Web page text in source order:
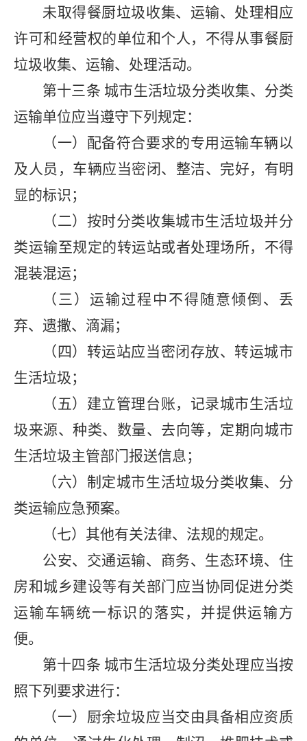
未取得餐厨垃圾收集、运输、处理相应
许可和经营权的单位和个人，不得从事餐厨
垃圾收集、运输、处理活动。
第十三条 城市生活垃圾分类收集、分类
运输单位应当遵守下列规定：
（一）配备符合要求的专用运输车辆以
及人员，车辆应当密闭、整洁、完好，有明
显的标识；
（二）按时分类收集城市生活垃圾并分
类运输至规定的转运站或者处理场所，不得
混装混运；
（三）运输过程中不得随意倾倒、丢
弃、遗撒、滴漏；
（四）转运站应当密闭存放、转运城市
生活垃圾；
（五）建立管理台账，记录城市生活垃
圾来源、种类、数量、去向等，定期向城市
生活垃圾主管部门报送信息；
（六）制定城市生活垃圾分类收集、分
类运输应急预案。
（七）其他有关法律、法规的规定。
公安、交通运输、商务、生态环境、住
房和城乡建设等有关部门应当协同促进分类
运输车辆统一标识的落实，并提供运输方
便。
第十四条 城市生活垃圾分类处理应当按
照下列要求进行：
（一）厨余垃圾应当交由具备相应资质